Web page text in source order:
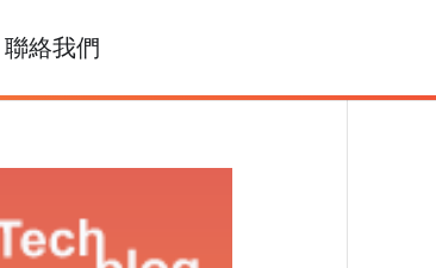
聯絡我們